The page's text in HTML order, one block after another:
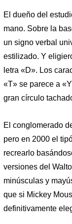
El dueño del
mano. Sobre la
un signo verbal
estilizado. Y
letra «D». Los
«T» se parece a
gran círculo
El conglomerado
pero en 2000 el
recrearlo
versiones del
minúsculas y
que si Mickey
definitivamente